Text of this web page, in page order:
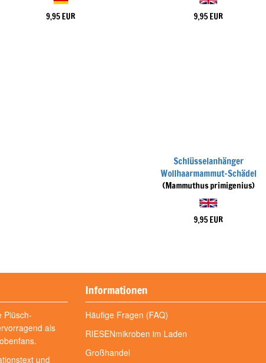
9,95 EUR 9,95 EUR
Schlüsselanhänger
Wollhaarmammut-Schädel
(Mammuthus primigenius)
9,95 EUR
Plüsch-
als
und
Informationen
Häufige Fragen (FAQ)
RIESENmikroben im Laden
Großhandel